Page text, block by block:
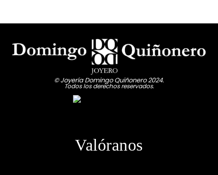
© Joyería Domingo Quiñonero 2024.
Todos los derechos reservados.
Valóranos